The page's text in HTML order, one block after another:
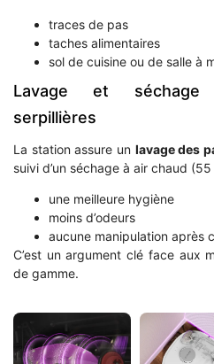
traces de pas
taches alimentaires
sol de cuisine ou de salle à
Lavage et séchage
serpillières
La station assure un lavage des
suivi d’un séchage à air chaud
une meilleure hygiène
moins d’odeurs
aucune manipulation après
C’est un argument clé face aux
de gamme.